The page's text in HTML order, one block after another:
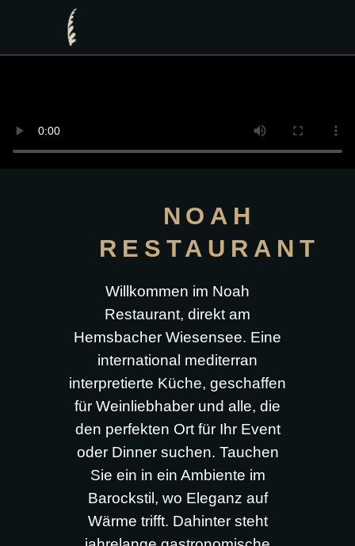
NOAH
RESTAURANT
Willkommen im Noah
Restaurant, direkt am
Hemsbacher Wiesensee. Eine
international mediterran
interpretierte Küche, geschaffen
für Weinliebhaber und alle, die
den perfekten Ort für Ihr Event
oder Dinner suchen. Tauchen
Sie ein in ein Ambiente im
Barockstil, wo Eleganz auf
Wärme trifft. Dahinter steht